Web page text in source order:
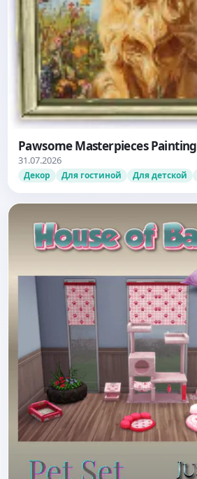
Pawsome Masterpieces Painting
31.07.2026
Декор Для гостиной Для детской